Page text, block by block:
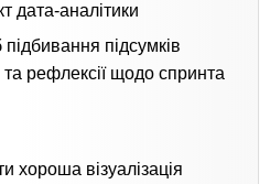
дата-аналітики
підбивання підсумків
та рефлексії щодо спринта
хороша візуалізація